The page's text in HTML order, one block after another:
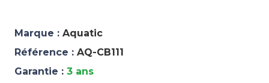
Marque : Aquatic
Référence : AQ-CB111
Garantie : 3 ans